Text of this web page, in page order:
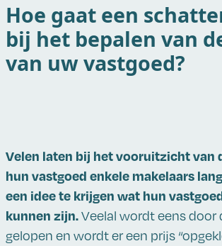
Hoe gaat een
bij het bepalen van
van uw vastgoed?
Velen laten bij het vooruitzicht van
hun vastgoed enkele makelaars
een idee te krijgen wat hun
kunnen zijn.Veelal wordt eens door
gelopen en wordt er een prijs